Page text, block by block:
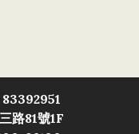
路81號1F